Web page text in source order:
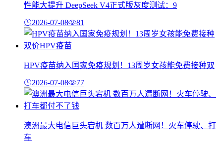
性能大提升 DeepSeek V4正式版灰度测试：9
2026-07-08 81
HPV疫苗纳入国家免疫规划！13周岁女孩能免费接种双
2026-07-08 77
澳洲最大电信巨头宕机 数百万人遭断网！火车停驶、打
车